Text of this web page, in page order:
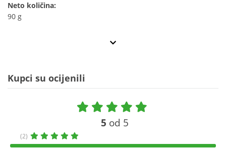
Neto količina:
90 g
Kupci su ocijenili
5 od 5
(2)